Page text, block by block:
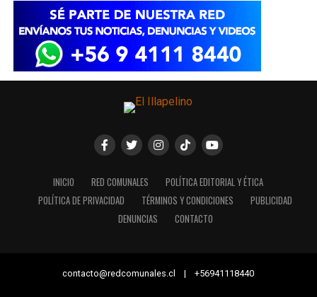
INICIO RED COMUNALES
POLÍTICA EDITORIAL Y ÉTICA
POLÍTICA DE PRIVACIDAD
TÉRMINOS Y CONDICIONES
PUBLICIDAD
DENUNCIAS
CONTACTO
contacto@redcomunales.cl | +56941118440